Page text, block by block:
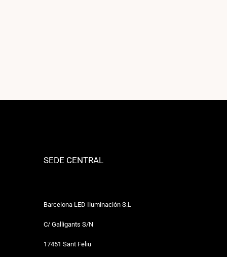
SEDE CENTRAL
Barcelona LED Iluminación S.L
C/ Galligants S/N
17451 Sant Feliu